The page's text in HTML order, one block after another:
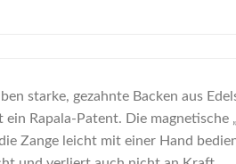
starke, gezahnte Backen aus
ein Rapala-Patent. Die
Zange leicht mit einer Hand